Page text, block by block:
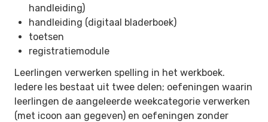
handleiding)
handleiding (digitaal bladerboek)
toetsen
registratiemodule
Leerlingen verwerken spelling in het werkboek.
Iedere les bestaat uit twee delen; oefeningen waarin
leerlingen de aangeleerde weekcategorie verwerken
(met icoon aan gegeven) en oefeningen zonder